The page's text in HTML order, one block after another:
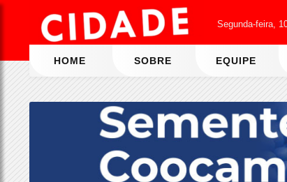
Segunda-feira,
HOME SOBRE EQUIPE